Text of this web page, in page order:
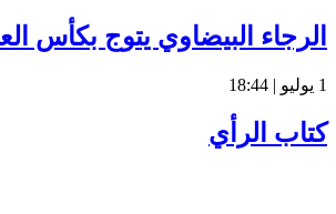
الرجاء البيضاوي يتوج بكأس
1 يوليو | 18:44
كتاب الرأي